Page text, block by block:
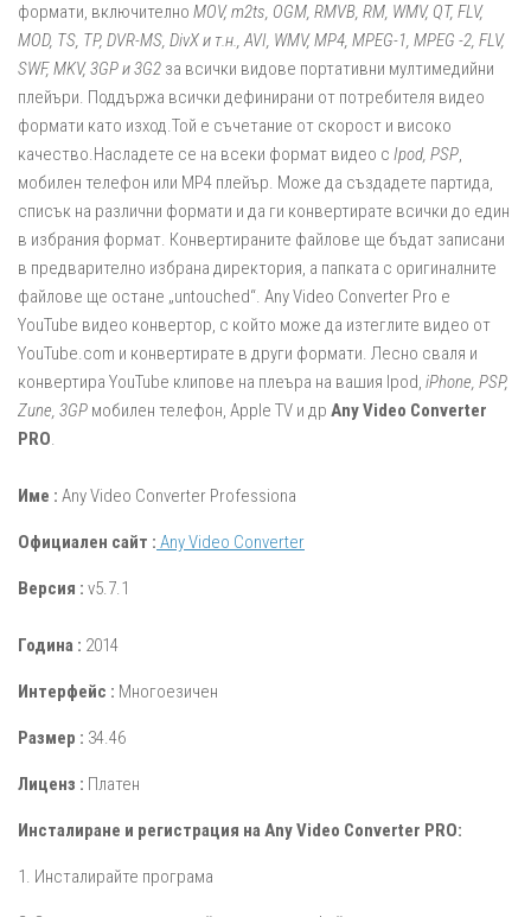
формати, включително MOV, m2ts, OGM, RMVB, RM, WMV, QT, FLV,
MOD, TS, TP, DVR-MS, DivX и т.н., AVI, WMV, MP4, MPEG-1, MPEG -2, FLV,
SWF, MKV, 3GP и 3G2 за всички видове портативни мултимедийни
плейъри. Поддържа всички дефинирани от потребителя видео
формати като изход.Той е съчетание от скорост и високо
качество.Насладете се на всеки формат видео с Ipod, PSP,
мобилен телефон или MP4 плейър. Може да създадете партида,
списък на различни формати и да ги конвертирате всички до един
в избрания формат. Конвертираните файлове ще бъдат записани
в предварително избрана директория, а папката с оригиналните
файлове ще остане „untouched“. Any Video Converter Pro е
YouTube видео конвертор, с който може да изтеглите видео от
YouTube.com и конвертирате в други формати. Лесно сваля и
конвертира YouTube клипове на плеъра на вашия Ipod, iPhone, PSP,
Zune, 3GP мобилен телефон, Apple TV и др Any Video Converter
PRO.
Име : Any Video Converter Professiona
Официален сайт : Any Video Converter
Версия : v5.7.1
Година : 2014
Интерфейс : Многоезичен
Размер : 34.46
Лиценз : Платен
Инсталиране и регистрация на Any Video Converter PRO:
1. Инсталирайте програма